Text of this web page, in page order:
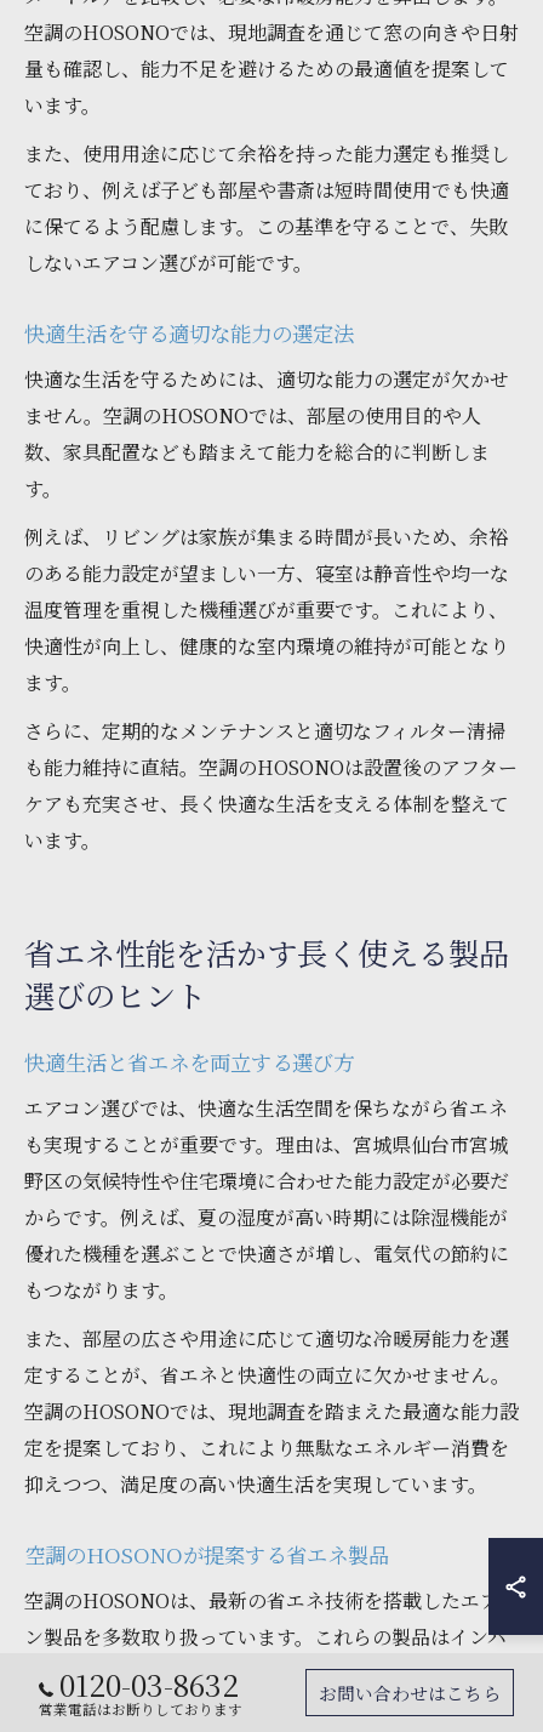
空調のHOSONOでは、現地調査を通じて窓の向きや日射
量も確認し、能力不足を避けるための最適値を提案して
います。
また、使用用途に応じて余裕を持った能力選定も推奨し
ており、例えば子ども部屋や書斎は短時間使用でも快適
に保てるよう配慮します。この基準を守ることで、失敗
しないエアコン選びが可能です。
快適生活を守る適切な能力の選定法
快適な生活を守るためには、適切な能力の選定が欠かせ
ません。空調のHOSONOでは、部屋の使用目的や人
数、家具配置なども踏まえて能力を総合的に判断しま
す。
例えば、リビングは家族が集まる時間が長いため、余裕
のある能力設定が望ましい一方、寝室は静音性や均一な
温度管理を重視した機種選びが重要です。これにより、
快適性が向上し、健康的な室内環境の維持が可能となり
ます。
さらに、定期的なメンテナンスと適切なフィルター清掃
も能力維持に直結。空調のHOSONOは設置後のアフター
ケアも充実させ、長く快適な生活を支える体制を整えて
います。
省エネ性能を活かす長く使える製品
選びのヒント
快適生活と省エネを両立する選び方
エアコン選びでは、快適な生活空間を保ちながら省エネ
も実現することが重要です。理由は、宮城県仙台市宮城
野区の気候特性や住宅環境に合わせた能力設定が必要だ
からです。例えば、夏の湿度が高い時期には除湿機能が
優れた機種を選ぶことで快適さが増し、電気代の節約に
もつながります。
また、部屋の広さや用途に応じて適切な冷暖房能力を選
定することが、省エネと快適性の両立に欠かせません。
空調のHOSONOでは、現地調査を踏まえた最適な能力設
定を提案しており、これにより無駄なエネルギー消費を
抑えつつ、満足度の高い快適生活を実現しています。
空調のHOSONOが提案する省エネ製品
空調のHOSONOは、最新の省エネ技術を搭載したエアコ
ン製品を多数取り扱っています。これらの製品はインバ
ーター制御や高効率冷媒を採用し、電力消費を大幅に削
減できる点が特徴です。特に、仙台市の住宅環境に適し
0120-03-8632
営業電話はお断りしております
お問い合わせはこちら